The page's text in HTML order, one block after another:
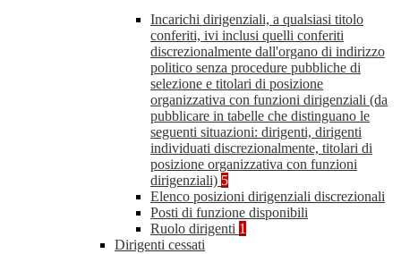
Incarichi dirigenziali, a qualsiasi titolo
conferiti, ivi inclusi quelli conferiti
discrezionalmente dall'organo di indirizzo
politico senza procedure pubbliche di
selezione e titolari di posizione
organizzativa con funzioni dirigenziali (da
pubblicare in tabelle che distinguano le
seguenti situazioni: dirigenti, dirigenti
individuati discrezionalmente, titolari di
posizione organizzativa con funzioni
dirigenziali) 5
Elenco posizioni dirigenziali discrezionali
Posti di funzione disponibili
Ruolo dirigenti 1
Dirigenti cessati